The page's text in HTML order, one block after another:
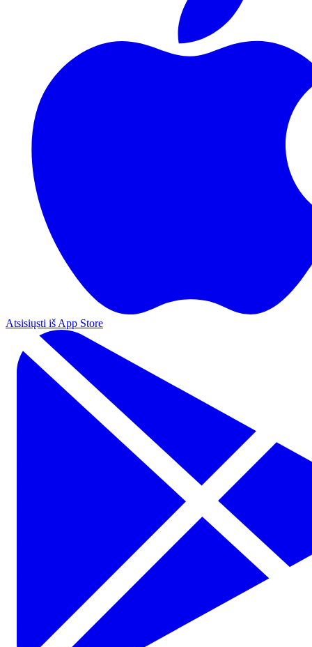
Atsisiųsti iš App Store